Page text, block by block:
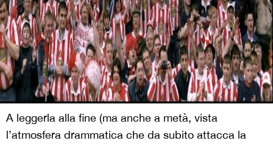
A leggerla alla fine (ma anche a metà, vista
l’atmosfera drammatica che da subito attacca la